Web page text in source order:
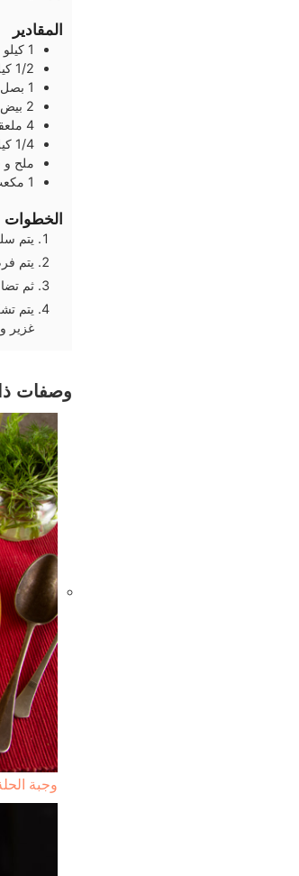
المقادير
1 كيلو
1/2
1 بصل
2 بيض
4
1/4
ملح و
1
الخطوات
يتم
يتم
ثم
يتم
غزير و
وصفات
وجبة